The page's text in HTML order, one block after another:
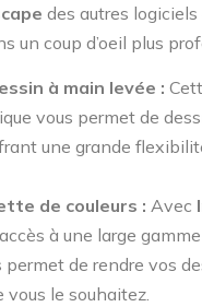
des autres
un coup d’oeil plus
à main levée :
vous permet de
une grande
de couleurs : Avec
à une large
permet de rendre vos
vous le souhaitez.